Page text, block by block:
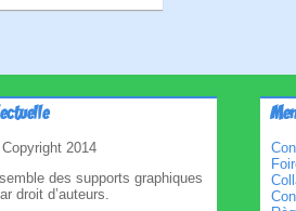
2014
des supports graphiques
droit d’auteurs.